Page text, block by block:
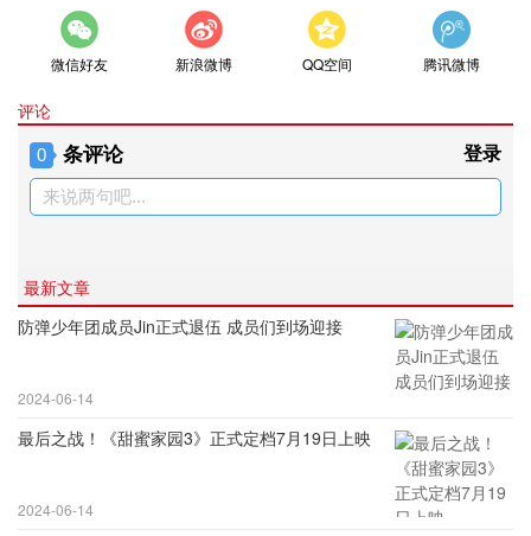
微信好友 新浪微博 QQ空间 腾讯微博
评论
0 条评论 登录
来说两句吧...
最新文章
防弹少年团成员Jin正式退伍 成员们到场迎接
2024-06-14
最后之战！《甜蜜家园3》正式定档7月19日上映
2024-06-14